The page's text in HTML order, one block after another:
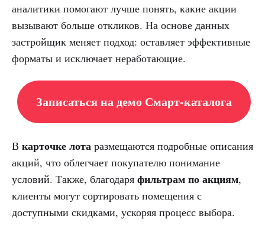
аналитики помогают лучше понять, какие акции
вызывают больше откликов. На основе данных
застройщик меняет подход: оставляет эффективные
форматы и исключает неработающие.
Записаться на демо Смарт-каталога
В карточке лота размещаются подробные описания
акций, что облегчает покупателю понимание
условий. Также, благодаря фильтрам по акциям,
клиенты могут сортировать помещения с
доступными скидками, ускоряя процесс выбора.